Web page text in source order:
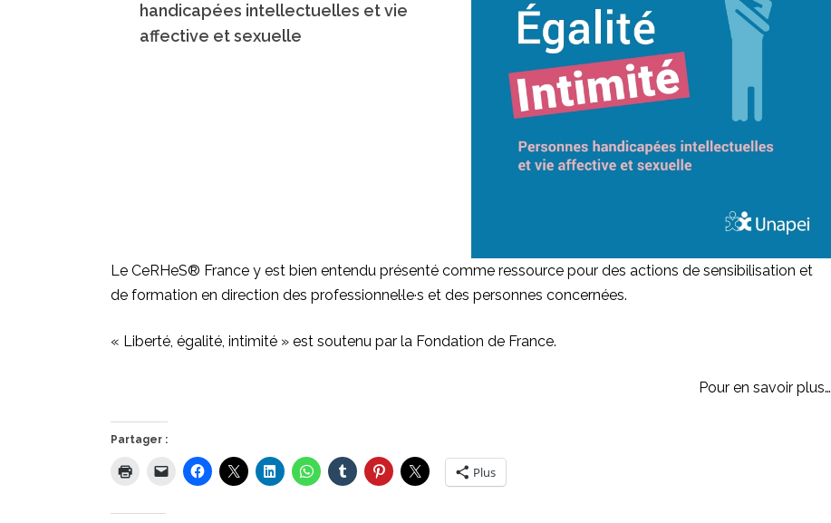
handicapées intellectuelles et vie
affective et sexuelle
Le CeRHeS® France y est bien entendu présenté comme ressource pour des actions de sensibilisation et
de formation en direction des professionnel·le·s et des personnes concernées.
« Liberté, égalité, intimité » est soutenu par la Fondation de France.
Pour en savoir plus…
Partager :
Plus